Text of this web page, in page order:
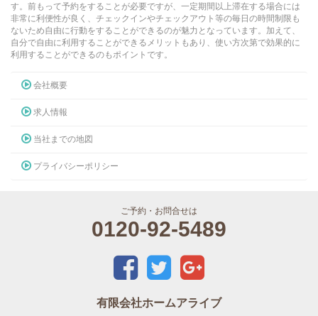
す。前もって予約をすることが必要ですが、一定期間以上滞在する場合には
非常に利便性が良く、チェックインやチェックアウト等の毎日の時間制限も
ないため自由に行動をすることができるのが魅力となっています。加えて、
自分で自由に利用することができるメリットもあり、使い方次第で効果的に
利用することができるのもポイントです。
会社概要
求人情報
当社までの地図
プライバシーポリシー
ご予約・お問合せは
0120-92-5489
有限会社ホームアライブ